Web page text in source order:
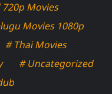
Movies
Movies 1080p
# Thai Movies
# Uncategorized